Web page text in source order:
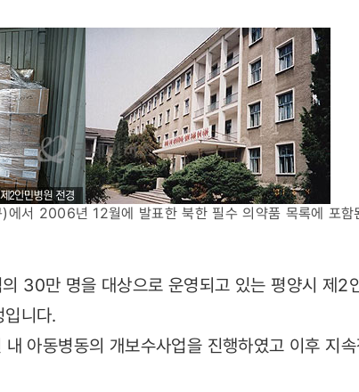
서 2006년 12월에 발표한 북한 필수 의약품 목록에 포
30만 명을 대상으로 운영되고 있는 평양시 제2
니다.
아동병동의 개보수사업을 진행하였고 이후 지